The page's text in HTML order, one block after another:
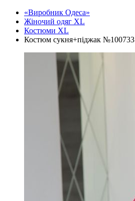
«Виробник Одеса»
Жіночий одяг XL
Костюми XL
Костюм сукня+піджак №100733